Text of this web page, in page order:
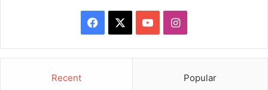
Facebook YouTubeInstagram
Recent Popular